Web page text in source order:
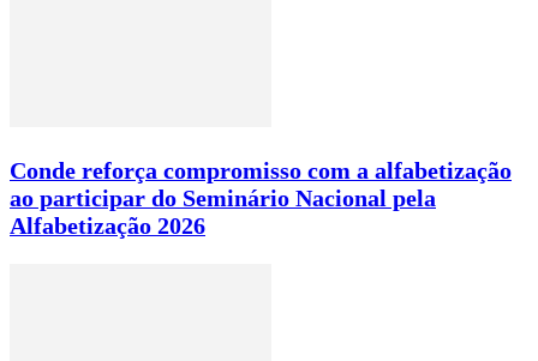
Conde reforça compromisso com a alfabetização
ao participar do Seminário Nacional pela
Alfabetização 2026